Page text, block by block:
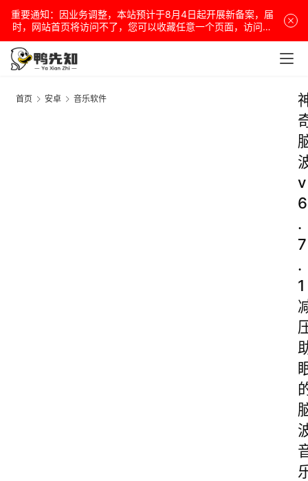
重要通知：因业务调整，本站预计于8月4日起开展新备案，届
时，网站首页将访问不了，您可以收藏任意一个页面，访问网
站！
首页 安卓 音乐软件
v
6
.
7
.
1